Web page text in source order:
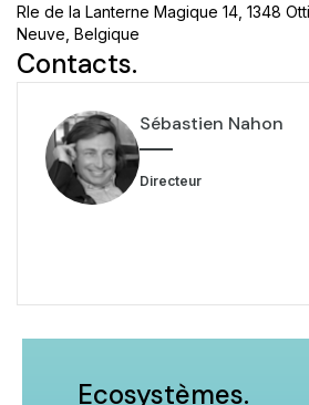
Rle de la Lanterne Magique 14, 1348
Neuve, Belgique
Contacts.
Sébastien Nahon
Directeur
Ecosystèmes.